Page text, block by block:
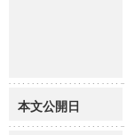
本文公開日